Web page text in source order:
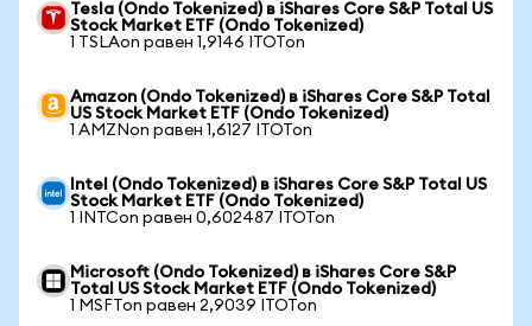
Tesla (Ondo Tokenized) в iShares Core S&P Total US
Stock Market ETF (Ondo Tokenized)
1 TSLAon равен 1,9146 ITOTon
Amazon (Ondo Tokenized) в iShares Core S&P Total
US Stock Market ETF (Ondo Tokenized)
1 AMZNon равен 1,6127 ITOTon
Intel (Ondo Tokenized) в iShares Core S&P Total US
Stock Market ETF (Ondo Tokenized)
1 INTCon равен 0,602487 ITOTon
Microsoft (Ondo Tokenized) в iShares Core S&P
Total US Stock Market ETF (Ondo Tokenized)
1 MSFTon равен 2,9039 ITOTon